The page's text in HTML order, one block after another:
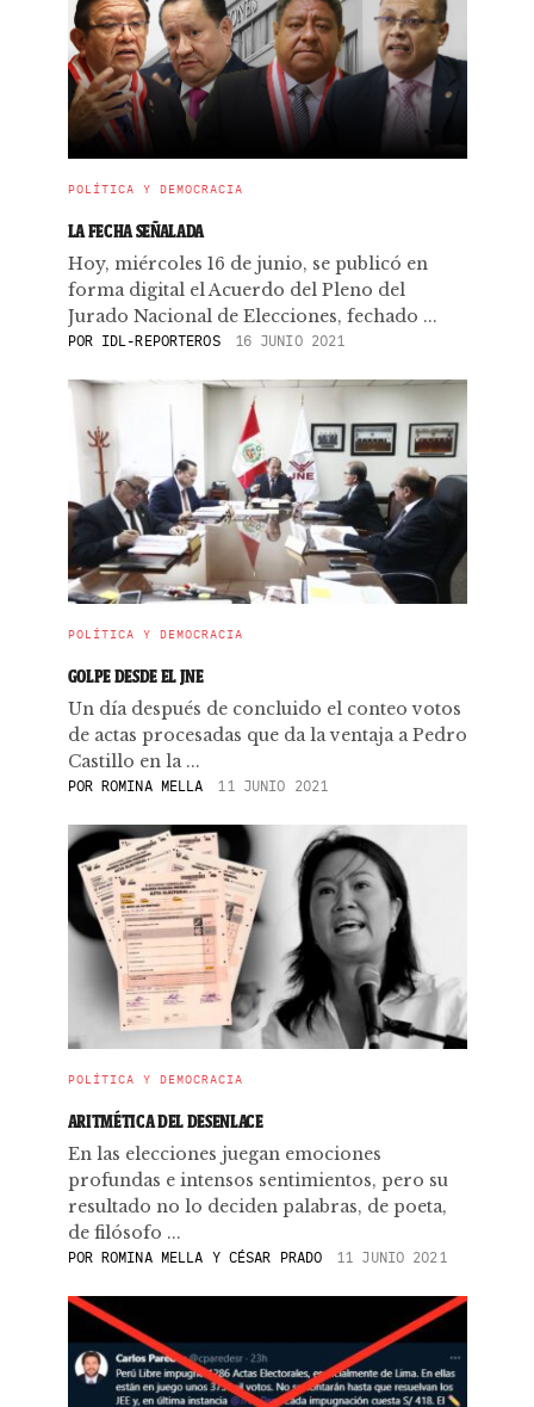
POLÍTICA Y DEMOCRACIA
LA FECHA SEÑALADA
Hoy, miércoles 16 de junio, se publicó en
forma digital el Acuerdo del Pleno del
Jurado Nacional de Elecciones, fechado ...
POR IDL-REPORTEROS 16 JUNIO 2021
POLÍTICA Y DEMOCRACIA
GOLPE DESDE EL JNE
Un día después de concluido el conteo votos
de actas procesadas que da la ventaja a Pedro
Castillo en la ...
POR ROMINA MELLA 11 JUNIO 2021
POLÍTICA Y DEMOCRACIA
ARITMÉTICA DEL DESENLACE
En las elecciones juegan emociones
profundas e intensos sentimientos, pero su
resultado no lo deciden palabras, de poeta,
de filósofo ...
PORROMINA MELLA Y CÉSAR PRADO 11 JUNIO 2021